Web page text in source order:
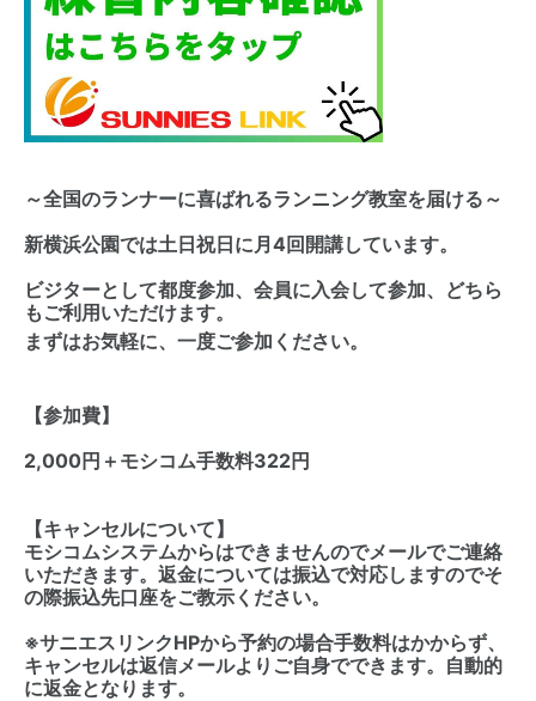
～全国のランナーに喜ばれるランニング教室を届ける～
新横浜公園では土日祝日に月4回開講しています。
ビジターとして都度参加、会員に入会して参加、どちら
もご利用いただけます。
まずはお気軽に、一度ご参加ください。
【参加費】
2,000円＋モシコム手数料322円
【キャンセルについて】
モシコムシステムからはできませんのでメールでご連絡
いただきます。返金については振込で対応しますのでそ
の際振込先口座をご教示ください。
※サニエスリンクHPから予約の場合手数料はかからず、
キャンセルは返信メールよりご自身でできます。自動的
に返金となります。